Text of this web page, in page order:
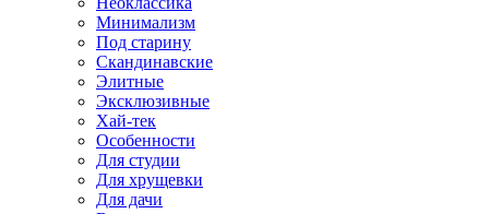
Минимализм
Под старину
Скандинавские
Элитные
Эксклюзивные
Хай-тек
Особенности
Для студии
Для хрущевки
Для дачи